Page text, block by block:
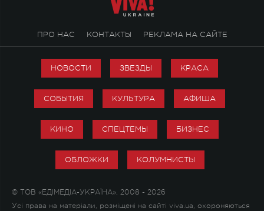
ПРО НАС КОНТАКТЫ РЕКЛАМА НА САЙТЕ
НОВОСТИ ЗВЕЗДЫ КРАСА
СОБЫТИЯ КУЛЬТУРА АФИША
КИНО СПЕЦТЕМЫ БИЗНЕС
ОБЛОЖКИ КОЛУМНИСТЫ
© ТОВ «ЕДІМЕДІА-УКРАЇНА», 2008 - 2026
Усі права на матеріали, розміщені на сайті viva.ua, охороняються